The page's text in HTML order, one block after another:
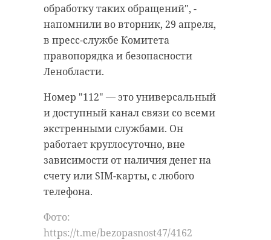
обработку таких обращений", -
напомнили во вторник, 29 апреля,
в пресс-службе Комитета
правопорядка и безопасности
Ленобласти.
Номер "112" — это универсальный
и доступный канал связи со всеми
экстренными службами. Он
работает круглосуточно, вне
зависимости от наличия денег на
счету или SIM-карты, с любого
телефона.
Фото:
https://t.me/bezopasnost47/4162
Фото: Анастасия
Илюшина/47channel, архив
комтранс
Поделиться статьей:
РЕКОМЕНДУЕМ